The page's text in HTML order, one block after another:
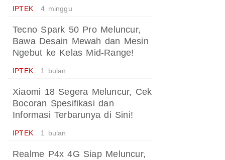
IPTEK 4 minggu
Tecno Spark 50 Pro Meluncur,
Bawa Desain Mewah dan Mesin
Ngebut ke Kelas Mid-Range!
IPTEK 1 bulan
Xiaomi 18 Segera Meluncur, Cek
Bocoran Spesifikasi dan
Informasi Terbarunya di Sini!
IPTEK 1 bulan
Realme P4x 4G Siap Meluncur,